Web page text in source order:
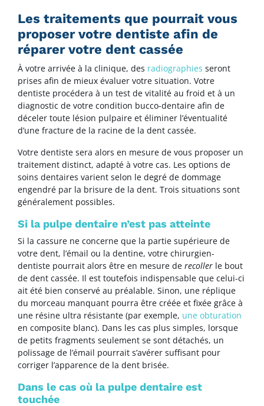
Les traitements que pourrait vous
proposer votre dentiste afin de
réparer votre dent cassée
À votre arrivée à la clinique, des radiographies seront
prises afin de mieux évaluer votre situation. Votre
dentiste procédera à un test de vitalité au froid et à un
diagnostic de votre condition bucco-dentaire afin de
déceler toute lésion pulpaire et éliminer l’éventualité
d’une fracture de la racine de la dent cassée.
Votre dentiste sera alors en mesure de vous proposer un
traitement distinct, adapté à votre cas. Les options de
soins dentaires varient selon le degré de dommage
engendré par la brisure de la dent. Trois situations sont
généralement possibles.
Si la pulpe dentaire n’est pas atteinte
Si la cassure ne concerne que la partie supérieure de
votre dent, l’émail ou la dentine, votre chirurgien-
dentiste pourrait alors être en mesure de recoller le bout
de dent cassée. Il est toutefois indispensable que celui-ci
ait été bien conservé au préalable. Sinon, une réplique
du morceau manquant pourra être créée et fixée grâce à
une résine ultra résistante (par exemple, une obturation
en composite blanc). Dans les cas plus simples, lorsque
de petits fragments seulement se sont détachés, un
polissage de l’émail pourrait s’avérer suffisant pour
corriger l’apparence de la dent brisée.
Dans le cas où la pulpe dentaire est
touchée